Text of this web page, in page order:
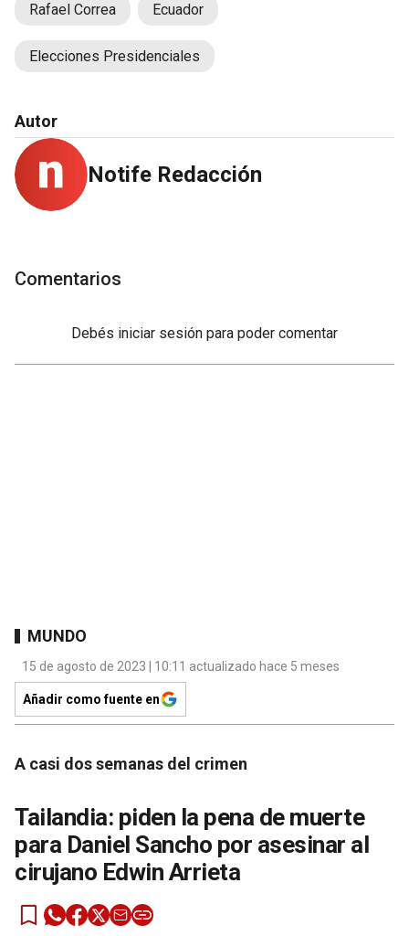
Rafael Correa Ecuador
Elecciones Presidenciales
Autor
Notife Redacción
Comentarios
Debés iniciar sesión para poder comentar
MUNDO
15 de agosto de 2023 | 10:11 actualizado hace 5 meses
Añadir como fuente en
A casi dos semanas del crimen
Tailandia: piden la pena de muerte
para Daniel Sancho por asesinar al
cirujano Edwin Arrieta